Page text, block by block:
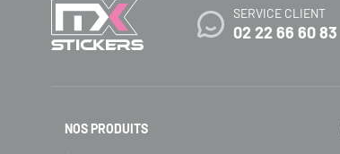
SERVICE CLIENT
02 22 66 60 83
NOS PRODUITS